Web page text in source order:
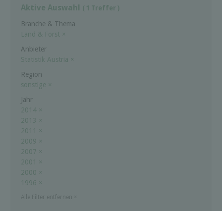
Aktive Auswahl ( 1 Treffer )
Branche & Thema
Land & Forst ×
Anbieter
Statistik Austria ×
Region
sonstige ×
Jahr
2014 ×
2013 ×
2011
×
2009 ×
2007 ×
2001
×
2000 ×
1996 ×